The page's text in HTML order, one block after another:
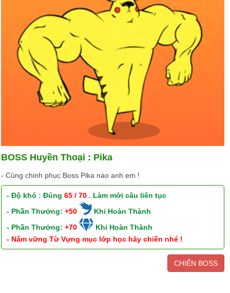
BOSS Huyền Thoại : Pika
- Cùng chinh phục Boss Pika nào anh em !
- Độ khó : Đúng65 / 70 . Làm mới câu liên tục
- Phần Thưởng:+50
Khi Hoàn Thành
- Phần Thưởng:+70
Khi Hoàn Thành
- Nắm vững Từ Vựng mục lớp học hãy chiến nhé !
CHIẾN BOSS